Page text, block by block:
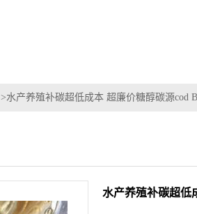
>水产养殖补碳超低成本 超廉价糖醇碳源cod
水产养殖补碳超低